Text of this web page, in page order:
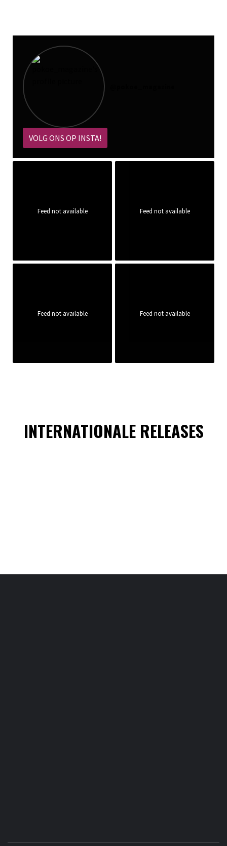
VOLG ONS OP INSTA!
Feed not available Feed not available
Feed not available Feed not available
INTERNATIONALE RELEASES